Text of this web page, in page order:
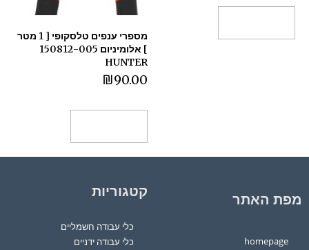
מספרי ענפים טלסקופי [ 1 מטר
] אלומיניום 150812-005
HUNTER
₪90.00
מפת האתר
homepage
קטגוריות
כלי עבודה חשמליים
כלי עבודה ידניים